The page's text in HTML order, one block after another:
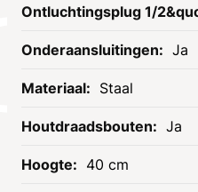
Ja
Staal
Ja
40 cm